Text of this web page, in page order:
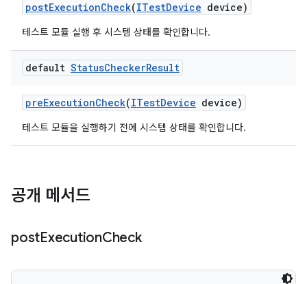
postExecutionCheck(ITestDevice device)
테스트 모듈 실행 후 시스템 상태를 확인합니다.
default StatusCheckerResult
preExecutionCheck(ITestDevice device)
테스트 모듈을 실행하기 전에 시스템 상태를 확인합니다.
공개 메서드
postExecutionCheck